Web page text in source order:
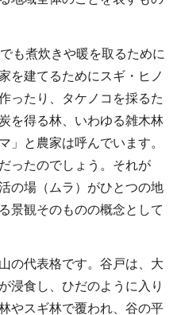
も煮炊きや暖を取るために
を建てるためにスギ・ヒノ
ったり、タケノコを採るた
を得る林、いわゆる雑木林
」と農家は呼んでいます。
ったのでしょう。それが
の場（ムラ）がひとつの地
景観そのものの概念として
の代表格です。谷戸は、大
浸食し、ひだのように入り
やスギ林で覆われ、谷の平